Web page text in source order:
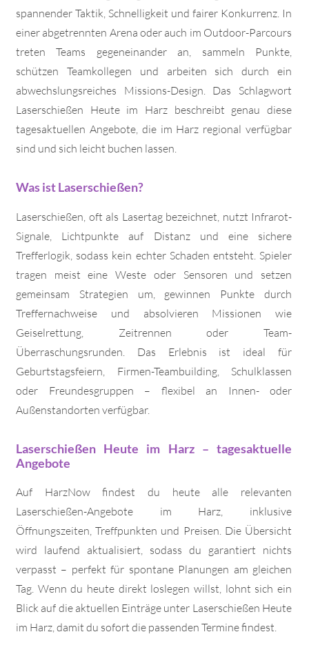
spannender Taktik, Schnelligkeit und fairer Konkurrenz. In
einer abgetrennten Arena oder auch im Outdoor-Parcours
treten Teams gegeneinander an, sammeln Punkte,
schützen Teamkollegen und arbeiten sich durch ein
abwechslungsreiches Missions-Design. Das Schlagwort
Laserschießen Heute im Harz beschreibt genau diese
tagesaktuellen Angebote, die im Harz regional verfügbar
sind und sich leicht buchen lassen.
Was ist Laserschießen?
Laserschießen, oft als Lasertag bezeichnet, nutzt Infrarot-
Signale, Lichtpunkte auf Distanz und eine sichere
Trefferlogik, sodass kein echter Schaden entsteht. Spieler
tragen meist eine Weste oder Sensoren und setzen
gemeinsam Strategien um, gewinnen Punkte durch
Treffernachweise und absolvieren Missionen wie
Geiselrettung, Zeitrennen oder Team-
Überraschungsrunden. Das Erlebnis ist ideal für
Geburtstagsfeiern, Firmen-Teambuilding, Schulklassen
oder Freundesgruppen – flexibel an Innen- oder
Außenstandorten verfügbar.
Laserschießen Heute im Harz – tagesaktuelle
Angebote
Auf HarzNow findest du heute alle relevanten
Laserschießen-Angebote im Harz, inklusive
Öffnungszeiten, Treffpunkten und Preisen. Die Übersicht
wird laufend aktualisiert, sodass du garantiert nichts
verpasst – perfekt für spontane Planungen am gleichen
Tag. Wenn du heute direkt loslegen willst, lohnt sich ein
Blick auf die aktuellen Einträge unter Laserschießen Heute
im Harz, damit du sofort die passenden Termine findest.